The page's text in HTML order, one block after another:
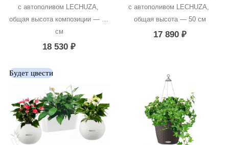
с автополивом LECHUZA,
общая высота композиции — 50
см
18 530₽
с автополивом LECHUZA,
общая высота — 50 см
17 890 ₽
Будет цвести